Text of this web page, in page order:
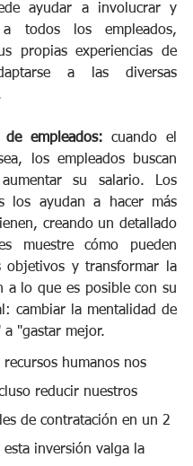
ayudar a involucrar y
a todos los empleados,
propias experiencias de
a las diversas
empleados: cuando el
los empleados buscan
su salario. Los
los ayudan a hacer más
creando un detallado
muestre cómo pueden
objetivos y transformar la
a lo que es posible con su
cambiar la mentalidad de
a "gastar mejor.
humanos nos
reducir nuestros
de contratación en un 2
inversión valga la